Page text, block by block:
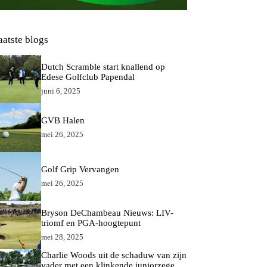
blogs
Dutch Scramble start knallend op
Edese Golfclub Papendal
juni 6, 2025
GVB Halen
mei 26, 2025
Golf Grip Vervangen
mei 26, 2025
Bryson DeChambeau Nieuws: LIV-
triomf en PGA-hoogtepunt
mei 28, 2025
Charlie Woods uit de schaduw van zijn